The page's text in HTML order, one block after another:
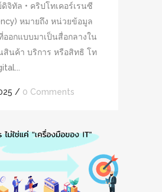
จิทัล • คริปโทเคอร์เรนซี
หมายถึง หน่วยข้อมูล
ออกแบบมาเป็นสื่อกลางใน
สินค้า บริการ หรือสิทธิ โท
/ 0 Comments